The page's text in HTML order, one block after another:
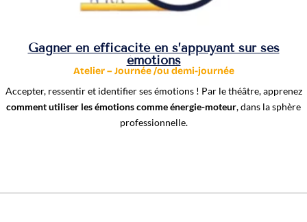
Gagner en efficacité en s’appuyant sur ses
émotions
Atelier – Journée /ou demi-journée
Accepter, ressentir et identifier ses émotions ! Par le théâtre, apprenez
comment utiliser les émotions comme énergie-moteur, dans la sphère
professionnelle.